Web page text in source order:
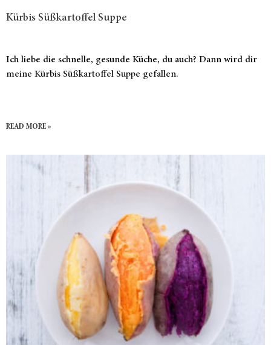
Kürbis Süßkartoffel Suppe
Ich liebe die schnelle, gesunde Küche, du auch? Dann wird dir
meine Kürbis Süßkartoffel Suppe gefallen.
READ MORE »